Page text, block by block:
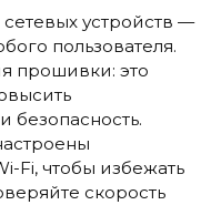
устройств —
пользователя.
прошивки: это
безопасность.
Fi, чтобы избежать
скорость